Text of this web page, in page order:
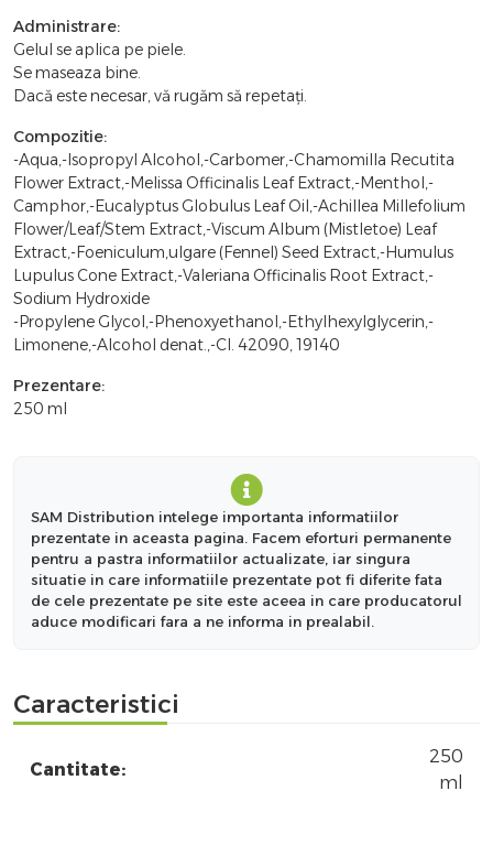
Administrare:
Gelul se aplica pe piele.
Se maseaza bine.
Dacă este necesar, vă rugăm să repetați.
Compozitie:
-Aqua,-Isopropyl Alcohol,-Carbomer,-Chamomilla Recutita
Flower Extract,-Melissa Officinalis Leaf Extract,-Menthol,-
Camphor,-Eucalyptus Globulus Leaf Oil,-Achillea Millefolium
Flower/Leaf/Stem Extract,-Viscum Album (Mistletoe) Leaf
Extract,-Foeniculum,ulgare (Fennel) Seed Extract,-Humulus
Lupulus Cone Extract,-Valeriana Officinalis Root Extract,-
Sodium Hydroxide
-Propylene Glycol,-Phenoxyethanol,-Ethylhexylglycerin,-
Limonene,-Alcohol denat.,-CI. 42090, 19140
Prezentare:
250 ml
SAM Distribution intelege importanta informatiilor
prezentate in aceasta pagina. Facem eforturi permanente
pentru a pastra informatiilor actualizate, iar singura
situatie in care informatiile prezentate pot fi diferite fata
de cele prezentate pe site este aceea in care producatorul
aduce modificari fara a ne informa in prealabil.
Caracteristici
Cantitate:
250
ml